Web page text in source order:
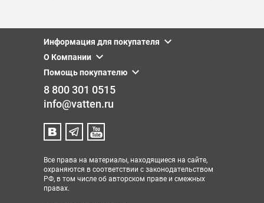
Информация для покупателя
О Компании
Помощь покупателю
8 800 301 0515
info@vatten.ru
Все права на материалы, находящиеся на сайте,
охраняются в соответствии с законодательством
РФ, в том числе об авторском праве и смежных
правах.